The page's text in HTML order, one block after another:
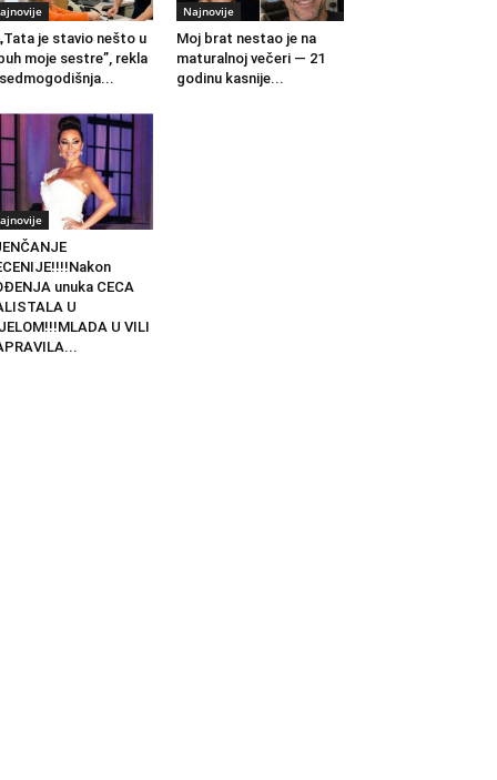
je stavio nešto u
moje sestre”, rekla
Najnovije
Moj brat nestao je na
maturalnoj večeri — 21
godinu kasnije...
unuka CECA
U
U VILI